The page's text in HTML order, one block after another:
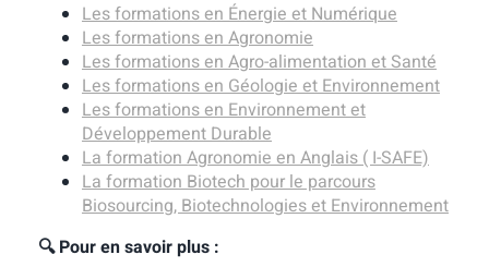
Les formations en Énergie et Numérique
Les formations en Agronomie
Les formations en Agro-alimentation et Santé
Les formations en Géologie et Environnement
Les formations en Environnement et
Développement Durable
La formation Agronomie en Anglais ( I-SAFE)
La formation Biotech pour le parcours
Biosourcing, Biotechnologies et Environnement
🔍 Pour en savoir plus :